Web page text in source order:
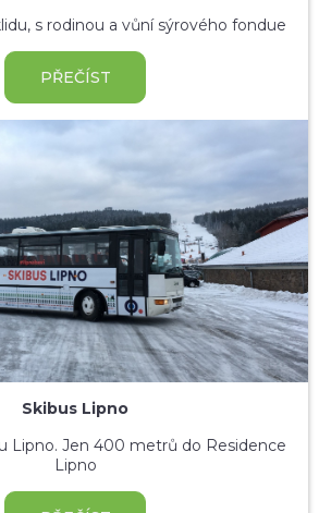
s rodinou a vůní sýrového fondue
PŘEČÍST
Skibus Lipno
Lipno. Jen 400 metrů do Residence
Lipno